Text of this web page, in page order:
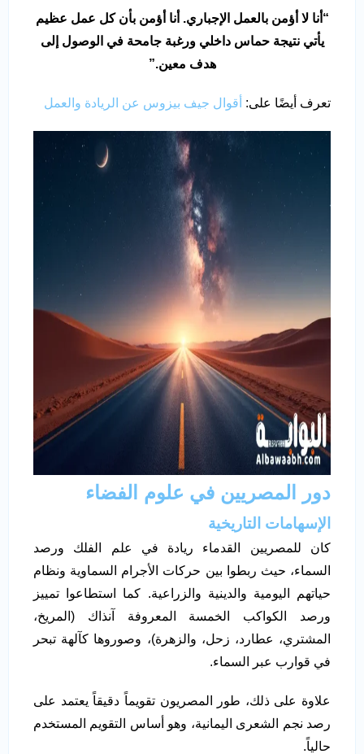
“ أنا لا أؤمن بالعمل الإجباري. أنا أؤمن بأن كل عمل عظيم
يأتي نتيجة حماس داخلي ورغبة جامحة في الوصول إلى
هدف معين.”
تعرف أيضًا على: أقوال جيف بيزوس عن الريادة والعمل
دور المصريين في علوم الفضاء
الإسهامات التاريخية
كان للمصريين القدماء ريادة في علم الفلك ورصد
السماء، حيث ربطوا بين حركات الأجرام السماوية ونظام
حياتهم اليومية والدينية والزراعية. كما استطاعوا تمييز
ورصد الكواكب الخمسة المعروفة آنذاك (المريخ،
المشتري، عطارد، زحل، والزهرة)، وصوروها كآلهة تبحر
في قوارب عبر السماء.
علاوة على ذلك، طور المصريون تقويماً دقيقاً يعتمد على
رصد نجم الشعرى اليمانية، وهو أساس التقويم المستخدم
حالياً.